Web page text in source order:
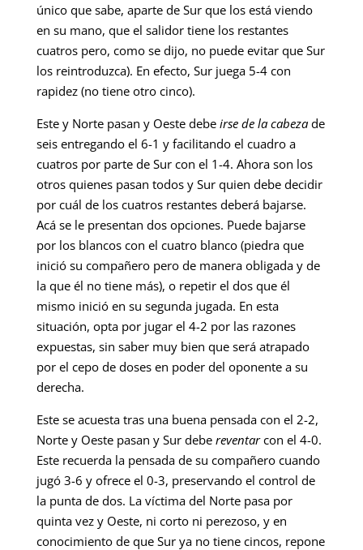
único que sabe, aparte de Sur que los está viendo
en su mano, que el salidor tiene los restantes
cuatros pero, como se dijo, no puede evitar que Sur
los reintroduzca). En efecto, Sur juega 5-4 con
rapidez (no tiene otro cinco).
Este y Norte pasan y Oeste debe irse de la cabezade
seis entregando el 6-1 y facilitando el cuadro a
cuatros por parte de Sur con el 1-4. Ahora son los
otros quienes pasan todos y Sur quien debe decidir
por cuál de los cuatros restantes deberá bajarse.
Acá se le presentan dos opciones. Puede bajarse
por los blancos con el cuatro blanco (piedra que
inició su compañero pero de manera obligada y de
la que él no tiene más), o repetir el dos que él
mismo inició en su segunda jugada. En esta
situación, opta por jugar el 4-2 por las razones
expuestas, sin saber muy bien que será atrapado
por el cepo de doses en poder del oponente a su
derecha.
Este se acuesta tras una buena pensada con el 2-2,
Norte y Oeste pasan y Sur debe reventarcon el 4-0.
Este recuerda la pensada de su compañero cuando
jugó 3-6 y ofrece el 0-3, preservando el control de
la punta de dos. La víctima del Norte pasa por
quinta vez y Oeste, ni corto ni perezoso, y en
conocimiento de que Sur ya no tiene cincos, repone